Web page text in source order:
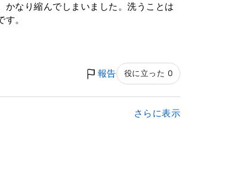
なり縮んでしまいました。洗うことは
。
報告 役に立った 0
さらに表示